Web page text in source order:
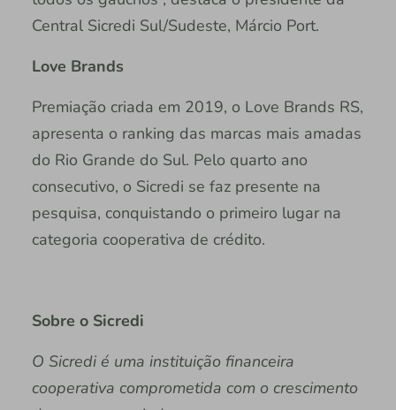
Central Sicredi Sul/Sudeste, Márcio Port.
Love Brands
Premiação criada em 2019, o Love Brands RS,
apresenta o ranking das marcas mais amadas
do Rio Grande do Sul. Pelo quarto ano
consecutivo, o Sicredi se faz presente na
pesquisa, conquistando o primeiro lugar na
categoria cooperativa de crédito.
Sobre o Sicredi
O Sicredi é uma instituição financeira
cooperativa comprometida com o crescimento